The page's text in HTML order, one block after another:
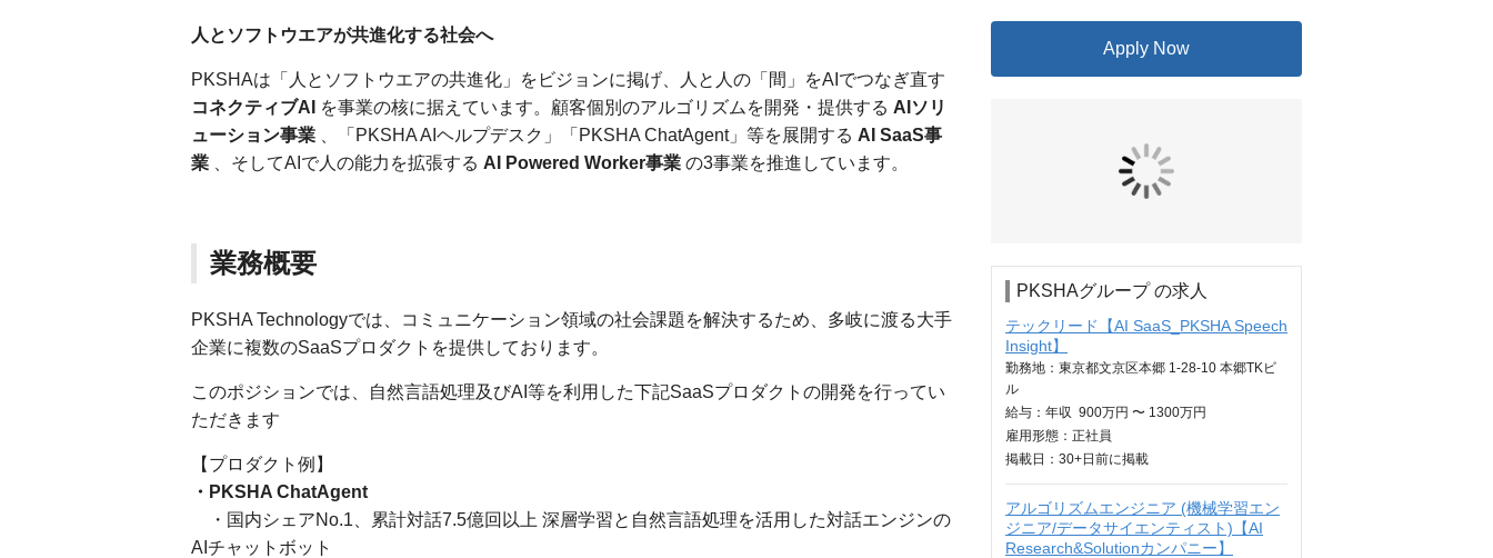
人とソフトウエアが共進化する社会へ
PKSHAは「人とソフトウエアの共進化」をビジョンに掲げ、人と人の「間」をAIでつなぎ直す
コネクティブAI
を事業の核に据えています。顧客個別のアルゴリズムを開発・提供する AIソリ
ューション事業 、「PKSHA AIヘルプデスク」「PKSHA ChatAgent」等を展開する AI SaaS事
業 、そしてAIで人の能力を拡張する AI Powered Worker事業 の3事業を推進しています。
業務概要
PKSHA Technologyでは、コミュニケーション領域の社会課題を解決するため、多岐に渡る大手
企業に複数のSaaSプロダクトを提供しております。
このポジションでは、自然言語処理及びAI等を利用した下記SaaSプロダクトの開発を行ってい
ただきます
【プロダクト例】
・PKSHA ChatAgent
・国内シェアNo.1、累計対話7.5億回以上 深層学習と自然言語処理を活用した対話エンジンの
AIチャットボット
Apply Now
PKSHAグループ の求人
テックリード【AI SaaS_PKSHA Speech
Insight】
勤務地：東京都文京区本郷 1-28-10 本郷TKビ
ル
給与： 年収 900万円 〜 1300万円
雇用形態：正社員
掲載日： 30+日 前に掲載
アルゴリズムエンジニア (機械学習エン
ジニア/データサイエンティスト)【AI
Research&Solutionカンパニー】